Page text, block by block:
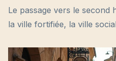
Le passage vers le second
la ville fortifiée, la ville